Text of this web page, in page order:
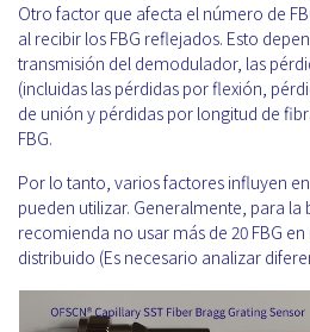
Otro factor que afecta el número de
al recibir los FBG reflejados. Esto
transmisión del demodulador, las
(incluidas las pérdidas por flexión,
de unión y pérdidas por longitud de
FBG.
Por lo tanto, varios factores influyen
pueden utilizar. Generalmente, para la
recomienda no usar más de 20 FBG
distribuido (Es necesario analizar